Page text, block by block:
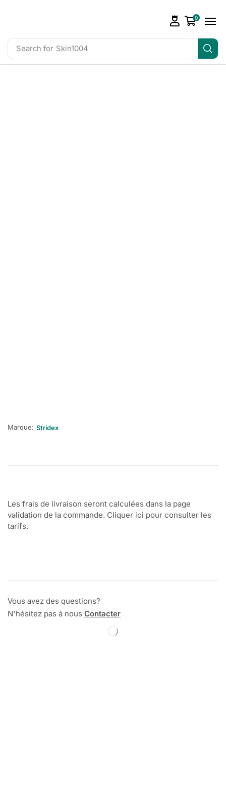
Search for Skin1004
0
Marque: Stridex
Les frais de livraison seront calculées dans la page
validation de la commande. Cliquer ici pour consulter les
tarifs.
Vous avez des questions?
N'hésitez pas à nous Contacter